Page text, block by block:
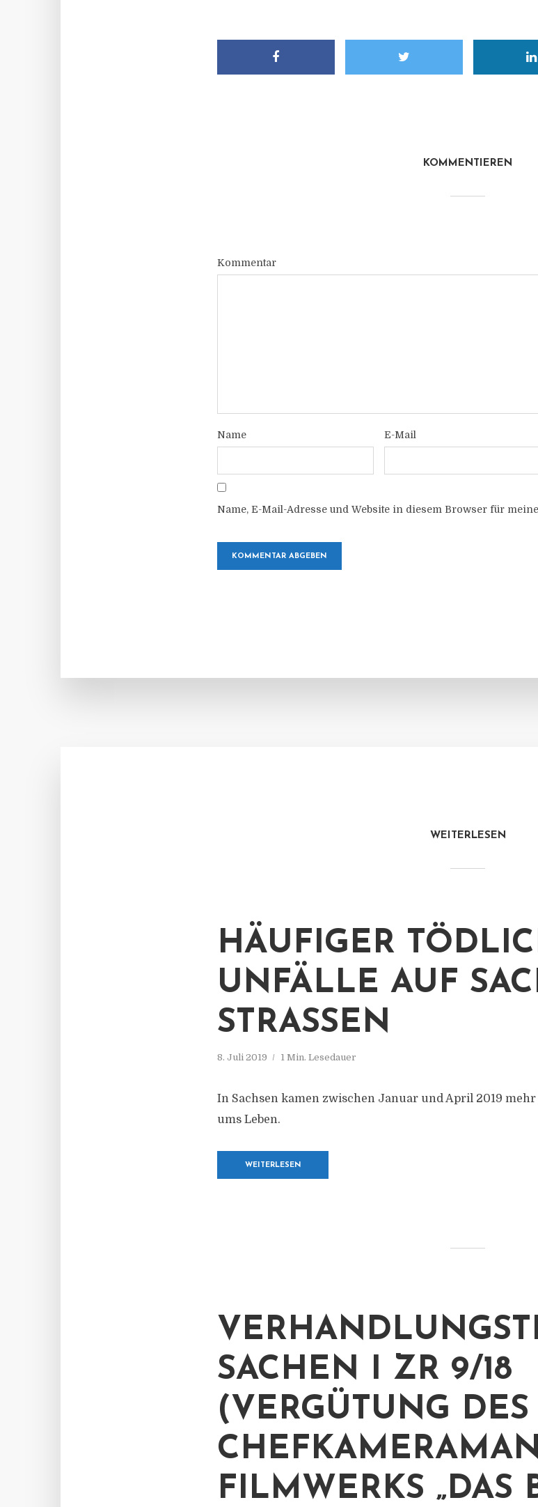
KOMMENTIEREN
Kommentar
Name E-Mail
Name, E-Mail-Adresse und Website in diesem Browser für
WEITERLESEN
HÄUFIGER
UNFÄLLE AUF
STRASSEN
8. Juli 2019 1 Min. Lesedauer
In Sachsen kamen zwischen Januar und April 2019
ums Leben.
WEITERLESEN
SACHEN I ZR 9/18
(VERGÜTUNG DES
FILMWERKS „DAS